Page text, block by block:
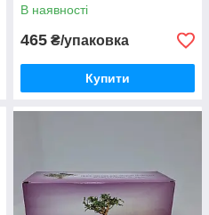
В наявності
465 ₴/упаковка
Купити